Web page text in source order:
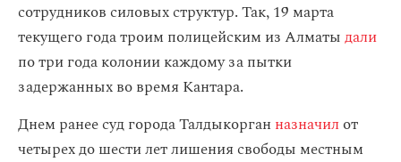
сотрудников силовых структур. Так, 19 марта
текущего года троим полицейским из Алматыдали
по три года колонии каждому за пытки
задержанных во время Кантара.
Днем ранее суд города Талдыкорган назначил от
четырех до шести лет лишения свободы местным